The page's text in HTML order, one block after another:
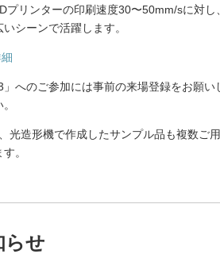
プリンターの印刷速度30〜50mm/sに対し
シーンで活躍します。
」へのご参加には事前の来場登録をお願い
光造形機で作成したサンプル品も複数ご
。
らせ